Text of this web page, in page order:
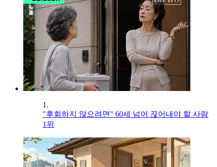
1.
"후회하지 않으려면" 60세 넘어 끊어내야 할 사람
1위